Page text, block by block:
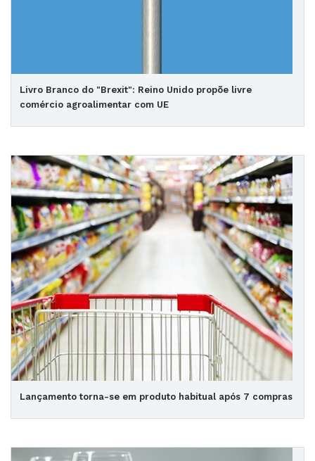
Livro Branco do "Brexit": Reino Unido propõe livre
comércio agroalimentar com UE
Lançamento torna-se em produto habitual após 7 compras